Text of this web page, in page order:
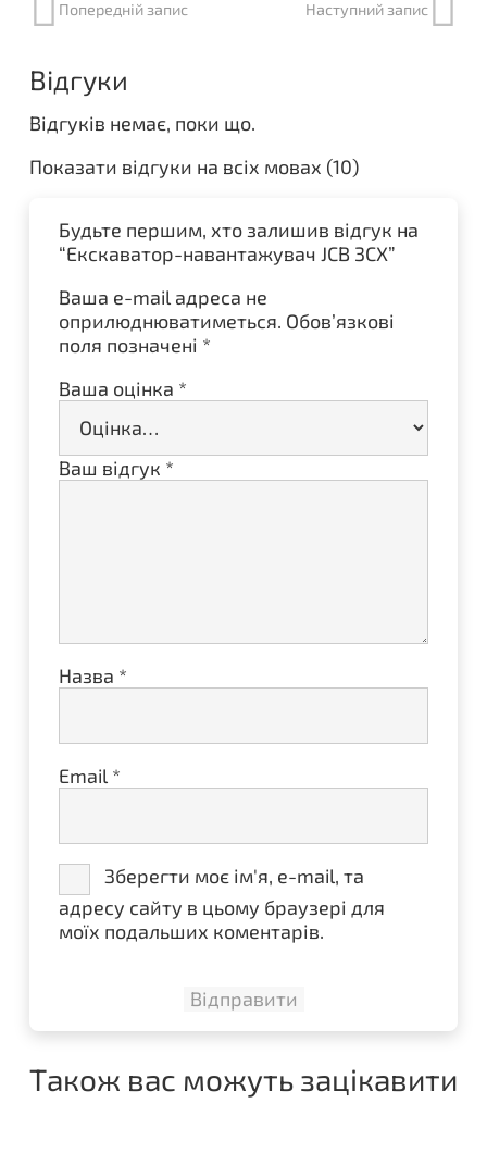
Попередній запис Наступний запис
Відгуки
Відгуків немає, поки що.
Показати відгуки на всіх мовах (10)
Будьте першим, хто залишив відгук на
“Екскаватор-навантажувач JCB 3CX”
Ваша e-mail адреса не
оприлюднюватиметься. Обов’язкові
поля позначені *
Ваша оцінка *
Ваш відгук *
Назва *
Email *
Зберегти моє ім'я, e-mail, та
адресу сайту в цьому браузері для
моїх подальших коментарів.
Також вас можуть зацікавити